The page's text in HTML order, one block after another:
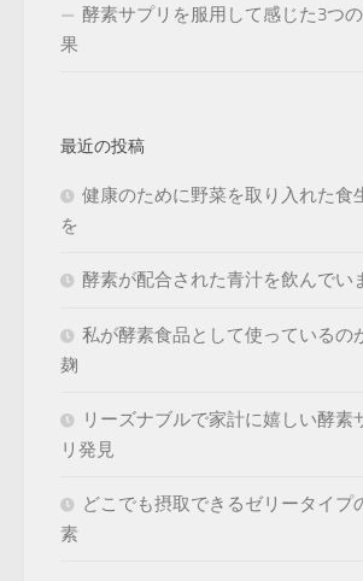
酵素サプリを服用して感じた3つ
果
最近の投稿
健康のために野菜を取り入れた食
を
酵素が配合された青汁を飲んでい
私が酵素食品として使っているの
麹
リーズナブルで家計に嬉しい酵素
リ発見
どこでも摂取できるゼリータイプ
素